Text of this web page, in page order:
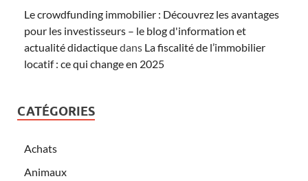
Le crowdfunding immobilier : Découvrez les avantages
pour les investisseurs – le blog d'information et
actualité didactiquedans La fiscalité de l’immobilier
locatif : ce qui change en 2025
CATÉGORIES
Achats
Animaux